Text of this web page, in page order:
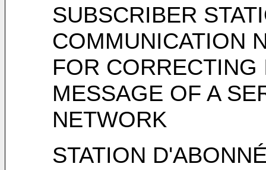
SUBSCRIBER
COMMUNICATION
FOR
MESSAGE OF A
NETWORK
STATION